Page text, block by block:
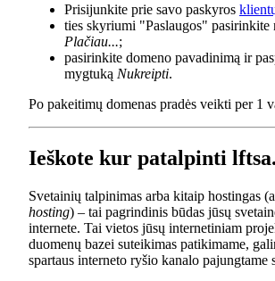
Prisijunkite prie savo paskyros
ties skyriumi "Paslaugos" pasirinkite
Plačiau...;
pasirinkite domeno pavadinimą ir
mygtuką Nukreipti.
Po pakeitimų domenas pradės veikti per 1
Ieškote kur patalpinti
Svetainių talpinimas arba kitaip hostingas
hosting) – tai pagrindinis būdas jūsų
internete. Tai vietos jūsų internetiniam
duomenų bazei suteikimas patikimame,
spartaus interneto ryšio kanalo pajungtame